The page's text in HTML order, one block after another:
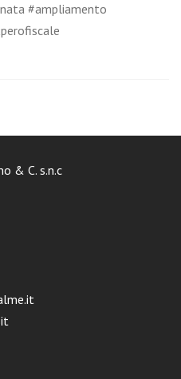
#ampliamento
& C. s.n.c